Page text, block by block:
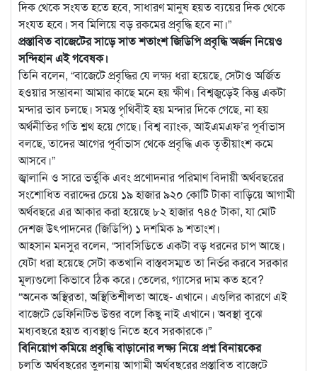
দিক থেকে সংযত হতে হবে, সাধারণ মানুষ হয়ত ব্যয়ের দিক থেকে
সংযত হবে। সব মিলিয়ে বড় রকমের প্রবৃদ্ধি হবে না।”
প্রস্তাবিত বাজেটের সাড়ে সাত শতাংশ জিডিপি প্রবৃদ্ধি অর্জন নিয়েও
সন্দিহান এই গবেষক।
তিনি বলেন, “বাজেটে প্রবৃদ্ধির যে লক্ষ্য ধরা হয়েছে, সেটাও অর্জিত
হওয়ার সম্ভাবনা আমার কাছে মনে হয় ক্ষীণ। বিশ্বজুড়েই কিন্তু একটা
মন্দার ভাব চলছে। সমস্ত পৃথিবীই হয় মন্দার দিকে গেছে, না হয়
অর্থনীতির গতি শ্লথ হয়ে গেছে। বিশ্ব ব্যাংক, আইএমএফ’র পূর্বাভাস
বলছে, তাদের আগের পূর্বাভাস থেকে প্রবৃদ্ধি এক তৃতীয়াংশ কমে
আসবে।”
জ্বালানি ও সারে ভর্তুকি এবং প্রণোদনার পরিমাণ বিদায়ী অর্থবছরের
সংশোধিত বরাদ্দের চেয়ে ১৯ হাজার ৯২০ কোটি টাকা বাড়িয়ে আগামী
অর্থবছরে এর আকার করা হয়েছে ৮২ হাজার ৭৪৫ টাকা, যা মোট
দেশজ উৎপাদনের (জিডিপি) ১ দশমিক ৯ শতাংশ।
আহসান মনসুর বলেন, “সাবসিডিতে একটা বড় ধরনের চাপ আছে।
যেটা ধরা হয়েছে সেটা কতখানি বাস্তবসম্মত তা নির্ভর করবে সরকার
মূল্যগুলো কিভাবে ঠিক করে। তেলের, গ্যাসের দাম কত হবে?
“অনেক অস্থিরতা, অস্থিতিশীলতা আছে- এখানে। এগুলির কারণে এই
বাজেটে ডেফিনিটিভ উত্তর বলে কিছু নাই এখানে। অবস্থা বুঝে
মধ্যবছরে হয়ত ব্যবস্থাও নিতে হবে সরকারকে।”
বিনিয়োগ কমিয়ে প্রবৃদ্ধি বাড়ানোর লক্ষ্য নিয়ে প্রশ্ন বিনায়কের
চলতি অর্থবছরের তুলনায় আগামী অর্থবছরের প্রস্তাবিত বাজেটে